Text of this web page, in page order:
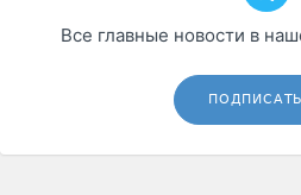
Все главные новости в